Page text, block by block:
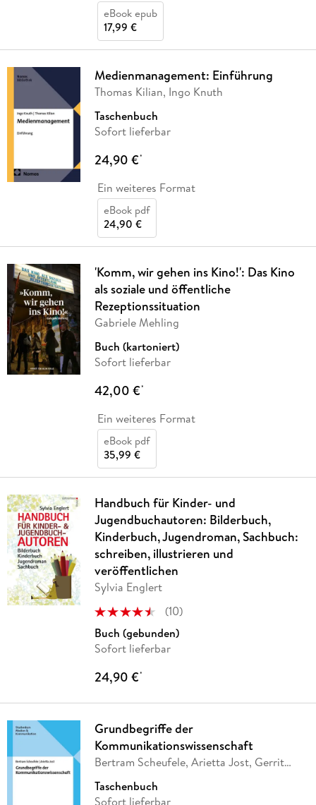
eBook epub
17,99 €
Medienmanagement: Einführung
Thomas Kilian, Ingo Knuth
Taschenbuch
Sofort lieferbar
24,90 €*
Ein weiteres Format
eBook pdf
24,90 €
'Komm, wir gehen ins Kino!': Das Kino
als soziale und öffentliche
Rezeptionssituation
Gabriele Mehling
Buch (kartoniert)
Sofort lieferbar
42,00 €*
Ein weiteres Format
eBook pdf
35,99 €
Handbuch für Kinder- und
Jugendbuchautoren: Bilderbuch,
Kinderbuch, Jugendroman, Sachbuch:
schreiben, illustrieren und
veröffentlichen
Sylvia Englert
(10)
Buch (gebunden)
Sofort lieferbar
24,90 €*
Grundbegriffe der
Kommunikationswissenschaft
Bertram Scheufele, Arietta Jost, Gerrit
Taschenbuch
Sofort lieferbar